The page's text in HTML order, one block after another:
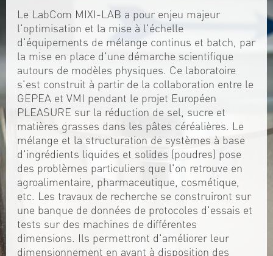
Le LabCom MIXI-LAB a pour enjeu majeur
l'optimisation et la mise à l'échelle
d'équipements de mélange continus et batch, par
la mise en place d'une démarche scientifique
autours de modèles physiques. Ce laboratoire
s'est construit à partir de la collaboration entre le
GEPEA et VMI pendant le projet Européen
PLEASURE sur la réduction de sel, sucre et
matières grasses dans les pâtes céréalières. Le
mélange et la structuration de systèmes à base
d'ingrédients liquides et solides (poudres) pose
des problèmes particuliers que l'on retrouve en
agroalimentaire, pharmaceutique, cosmétique,
etc. Les travaux de recherche se construiront sur
une banque de données de protocoles d'essais et
tests sur des machines de différentes
dimensions. Ils permettront d'améliorer leur
dimensionnement en ayant à disposition des